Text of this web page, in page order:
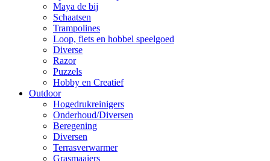
Maya de bij
Schaatsen
Trampolines
Loop, fiets en hobbel speelgoed
Diverse
Razor
Puzzels
Hobby en Creatief
Outdoor
Hogedrukreinigers
Onderhoud/Diversen
Beregening
Diversen
Terrasverwarmer
Grasmaaiers